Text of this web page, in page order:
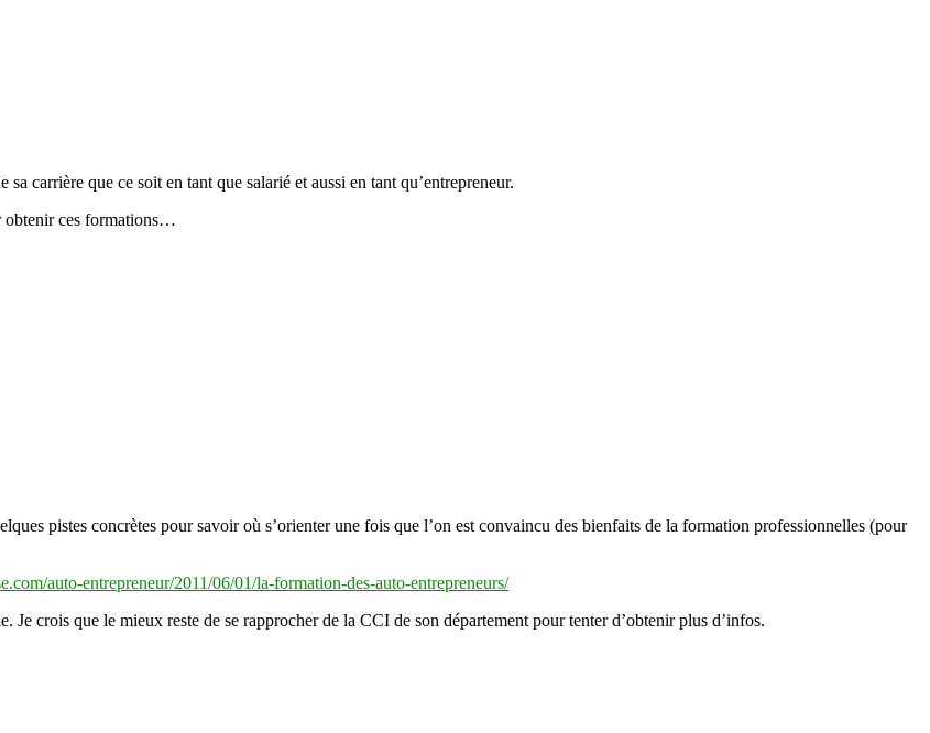
carrière que ce soit en tant que salarié et aussi en tant qu’entrepreneur.
obtenir ces formations…
pistes concrètes pour savoir où s’orienter une fois que l’on est convaincu des bienfaits de la formation professionnelles (pour
auto-entrepreneur/2011/06/01/la-formation-des-auto-entrepreneurs/
crois que le mieux reste de se rapprocher de la CCI de son département pour tenter d’obtenir plus d’infos.